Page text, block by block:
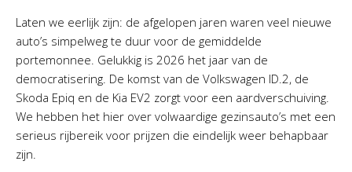
Laten we eerlijk zijn: de afgelopen jaren waren veel nieuwe
auto’s simpelweg te duur voor de gemiddelde
portemonnee. Gelukkig is 2026 het jaar van de
democratisering. De komst van de Volkswagen ID.2, de
Skoda Epiq en de Kia EV2 zorgt voor een aardverschuiving.
We hebben het hier over volwaardige gezinsauto’s met een
serieus rijbereik voor prijzen die eindelijk weer behapbaar
zijn.